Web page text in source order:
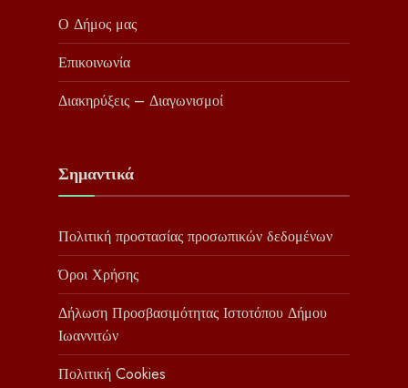
Ο Δήμος μας
Επικοινωνία
Διακηρύξεις – Διαγωνισμοί
Σημαντικά
Πολιτική προστασίας προσωπικών δεδομένων
Όροι Χρήσης
Δήλωση Προσβασιμότητας Ιστοτόπου Δήμου
Ιωαννιτών
Πολιτική Cookies